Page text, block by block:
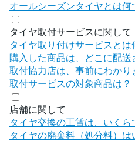
オールシーズンタイヤとは何
タイヤ取付サービスに関して
タイヤ取り付けサービスとは
購入した商品は、どこに配送
取付協力店は、事前にわかり
取付サービスの対象商品は？
店舗に関して
タイヤ交換の工賃は、いくら
タイヤの廃棄料（処分料）は